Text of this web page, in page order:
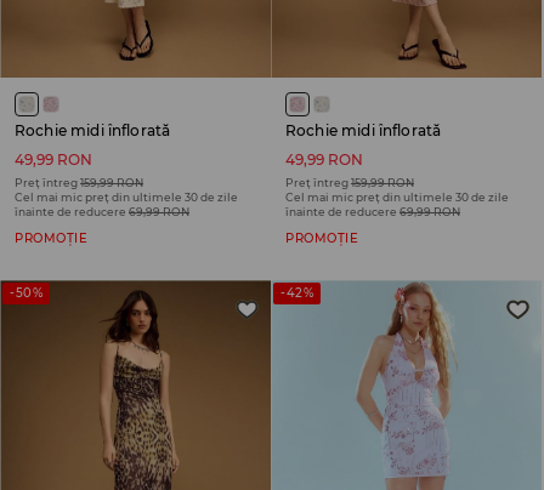
Rochie midi înflorată
49,99 RON
Preț întreg159,99 RON
Cel mai mic preț din ultimele 30 de zile
înainte de reducere 69,99 RON
PROMOȚIE
Rochie midi înflorată
49,99 RON
Preț întreg159,99 RON
Cel mai mic preț din ultimele 30 de zile
înainte de reducere 69,99 RON
PROMOȚIE
-50% -42%